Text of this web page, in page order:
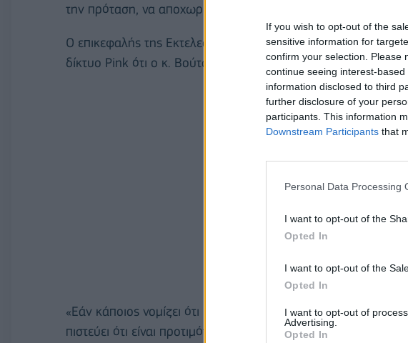
If you wish to opt-out of the
sensitive information for
confirm your selection. Please
continue seeing interest-
information disclosed to third
further disclosure of your
participants. This information
Downstream Participants that
Personal Data Processing
I want to opt-out of the
Opted In
I want to opt-out of the
Opted In
I want to opt-out of
Advertising.
Opted In
την πρόταση, να αποχωρήσει από τον διάλογο.
Ο επικεφαλής της Εκτελεστικής Επιτροπής του SNS, ο Ντάρκο
δίκτυο Pink ότι ο κ. Βούτσιτς, αφού άκουσε τις απόψεις,
«Εάν κάποιος νομίζει ότι μπορεί να κυβερνήσει καλύτερα τη
πιστεύει ότι είναι προτιμότερο να καταστραφεί οικονομικά η